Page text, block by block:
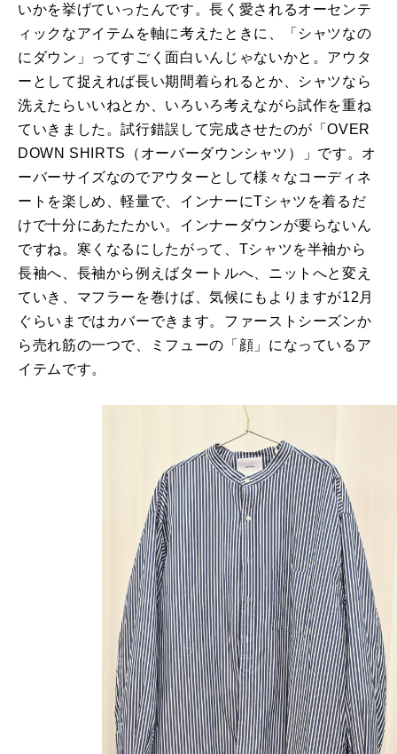
いかを挙げていったんです。長く愛されるオーセンテ
ィックなアイテムを軸に考えたときに、「シャツなの
にダウン」ってすごく面白いんじゃないかと。アウタ
ーとして捉えれば長い期間着られるとか、シャツなら
洗えたらいいねとか、いろいろ考えながら試作を重ね
ていきました。試行錯誤して完成させたのが「OVER
DOWN SHIRTS（オーバーダウンシャツ）」です。オ
ーバーサイズなのでアウターとして様々なコーディネ
ートを楽しめ、軽量で、インナーにTシャツを着るだ
けで十分にあたたかい。インナーダウンが要らないん
ですね。寒くなるにしたがって、Tシャツを半袖から
長袖へ、長袖から例えばタートルへ、ニットへと変え
ていき、マフラーを巻けば、気候にもよりますが12月
ぐらいまではカバーできます。ファーストシーズンか
ら売れ筋の一つで、ミフューの「顔」になっているア
イテムです。